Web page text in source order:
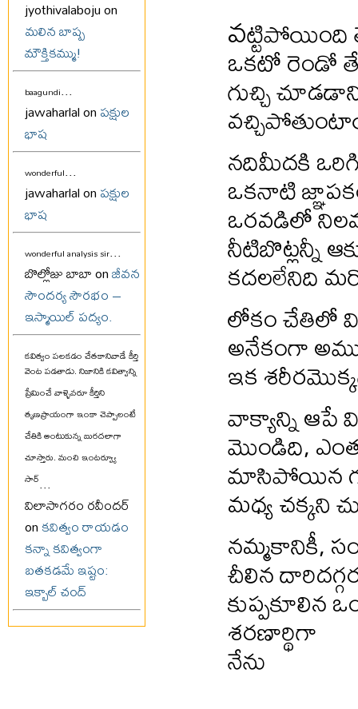
jyothivalaboju on
మలిన బాష్ప
మౌక్తికమ్ము!
baagundi...
jawaharlal onపక్షుల
భాష
wonderful...
jawaharlal onపక్షుల
భాష
wonderful analysis sir...
బొల్లోజు బాబా onజీవన
సౌందర్య సౌరభం –
ఇస్మాయిల్ పద్యం.
కవిత్వం పలకడం చేతకానివాడే కీర్తి
వెంట పడతాడు. నిజానికి కవిత్వాన్ని
ప్రేమించే వాళ్ళెవరూ కీర్తిని
తృణప్రాయంగా ఇంకా చెప్పాలంటే
చేతికి అంటుకున్న బురదలాగా
చూస్తారు. మంచి ఇంటర్వ్యూ
సార్...
విలాసాగరం రవీందర్
onకవిత్వం రాయడం
కన్నా కవిత్వంగా
బతకడమే ఇష్టం:
ఇక్బాల్ చంద్
వట్టిపోయింది
ఒకటో రెండో
గుచ్చి
నదిమీదకి
ఒకనాటి
ఒరవడిలో
నీటిబొట్లన్నీ
కదలలేనిది
లోకం చేతిలో
అనేకంగా
ఇక
వాక్యాన్ని ఆపే
మొండిది,
మాసిపోయిన
మధ్య చక్కని
నమ్మకానికీ,
చీలిన
కుప్పకూలిన
శరణార్థిగా
నేను